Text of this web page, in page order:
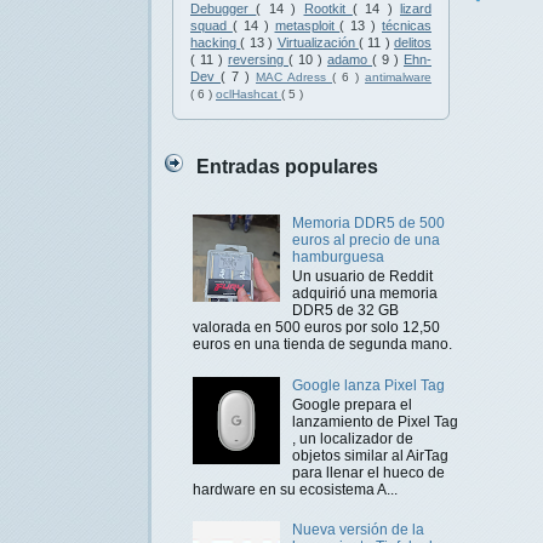
Debugger( 14 ) Rootkit ( 14 ) lizard
squad ( 14 ) metasploit( 13 ) técnicas
hacking( 13 ) Virtualización ( 11 ) delitos
( 11 ) reversing ( 10 ) adamo ( 9 ) Ehn-
Dev ( 7 ) MAC Adress ( 6 ) antimalware
( 6 ) oclHashcat ( 5 )
Entradas populares
Memoria DDR5 de 500
euros al precio de una
hamburguesa
Un usuario de Reddit
adquirió una memoria
DDR5 de 32 GB
valorada en 500 euros por solo 12,50
euros en una tienda de segunda mano.
Google lanza Pixel Tag
Google prepara el
lanzamiento de Pixel Tag
, un localizador de
objetos similar al AirTag
para llenar el hueco de
hardware en su ecosistema A...
Nueva versión de la